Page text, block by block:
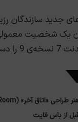
شخصیت معمولی را
علت است.
از باس فایت